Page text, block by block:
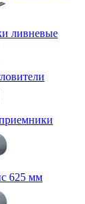
ливневые
625 мм